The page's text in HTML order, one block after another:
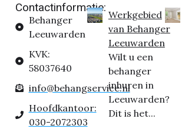
Contactinformatie:
Behanger
Leeuwarden
KVK:
58037640
info@behangservice.nl
Hoofdkantoor:
030-2072303
Werkgebied
van Behanger
Leeuwarden
Wilt u een
behanger
inhuren in
Leeuwarden?
Dit is het...